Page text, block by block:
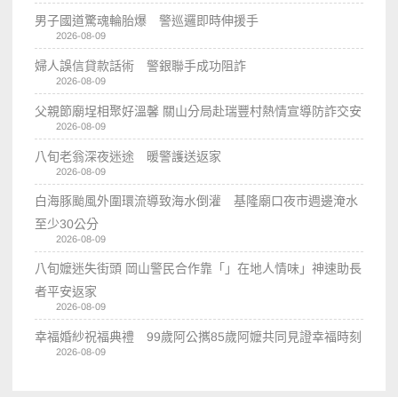
男子國道驚魂輪胎爆 警巡邏即時伸援手
2026-08-09
婦人誤信貸款話術 警銀聯手成功阻詐
2026-08-09
父親節廟埕相聚好溫馨 關山分局赴瑞豐村熱情宣導防詐交安
2026-08-09
八旬老翁深夜迷途 暖警護送返家
2026-08-09
白海豚颱風外圍環流導致海水倒灌 基隆廟口夜市週邊淹水
至少30公分
2026-08-09
八旬嬤迷失街頭 岡山警民合作靠「」在地人情味」神速助長
者平安返家
2026-08-09
幸福婚紗祝福典禮 99歲阿公𢹂85歲阿嬤共同見證幸福時刻
2026-08-09